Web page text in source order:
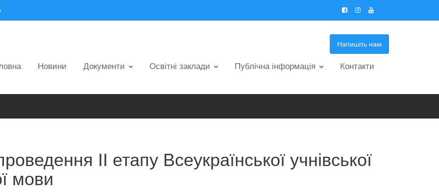
Напишіть нам
Новини Документи Освітні заклади Публічна інформація Контакти
ІІ етапу Всеукраїнської учнівської
мови